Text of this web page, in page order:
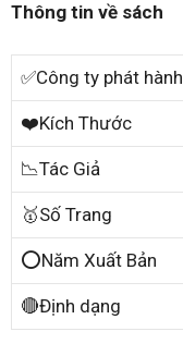
Thông tin về sách
✅Công ty phát hành
❤️Kích Thước
📉Tác Giả
🥇Số Trang
⭕Năm Xuất Bản
🔴Định dạng